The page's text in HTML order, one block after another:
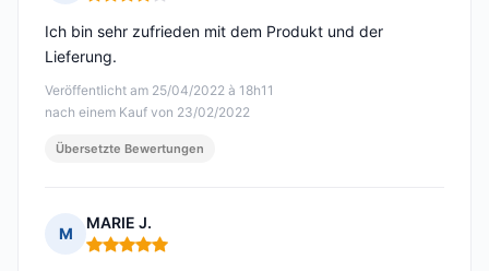
Veröffentlicht am 25/04/2022 à 18h11
nach einem Kauf von 23/02/2022
Ich bin sehr zufrieden mit dem Produkt und der
Lieferung.
Übersetzte Bewertungen
M
MARIE J.
Hinweis: 5 von 5